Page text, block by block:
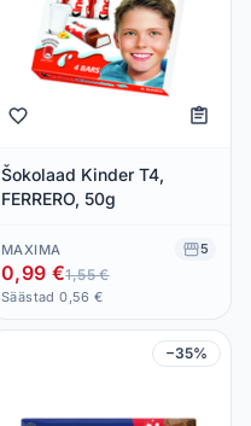
Šokolaad Kinder T4,
FERRERO, 50g
MAXIMA 5
0,99 €1,55 €
Säästad 0,56 €
−35%